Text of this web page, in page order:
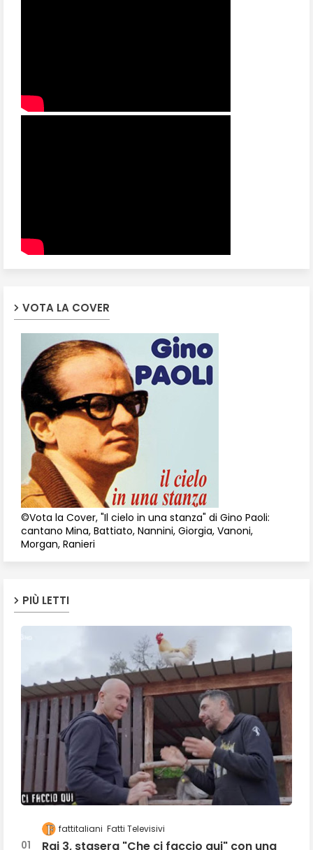
VOTA LA COVER
©Vota la Cover, "Il cielo in una stanza" di Gino Paoli:
cantano Mina, Battiato, Nannini, Giorgia, Vanoni,
Morgan, Ranieri
PIÙ LETTI
fattitaliani Fatti Televisivi
Rai 3, stasera "Che ci faccio qui" con una